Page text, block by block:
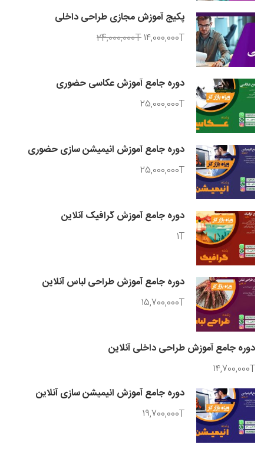
پکیج آموزش مجازی طراحی داخلی
24,000,000T14,000,000T
دوره جامع آموزش عکاسی حضوری
25,000,000T
دوره جامع آموزش انیمیشن سازی حضوری
25,000,000T
دوره جامع آموزش گرافیک آنلاین
1T
دوره جامع آموزش طراحی لباس آنلاین
15,700,000T
دوره جامع آموزش طراحی داخلی آنلاین
14,700,000T
دوره جامع آموزش انیمیشن سازی آنلاین
19,700,000T